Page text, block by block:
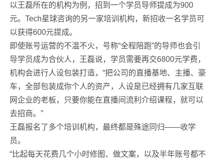
以王磊所在的机构为例，招到一个学员导师提成为900
元。Tech星球咨询的另一家培训机构，新招收一名学员可
以获得600元提成。
即使账号运营的不温不火，号称“全程陪跑”的导师也会引
导学员成为合伙人，王磊说，学员需要再交6800元学费，
机构会进行人设包装打造，“把公司的直播基地、主播、豪
车，全部包装成你个人的资产，人设是已经拥有几家互联
网企业的老板，只要你能在直播间流利介绍课程，就可以
去招商。”
王磊报名了多个培训机构，最终都是殊途同归——收学
员。
“比起每天花费几个小时修图、做文案，以及半年账号都不